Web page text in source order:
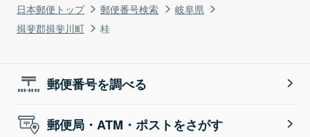
日本郵便トップ 郵便番号検索
岐阜県
揖斐郡揖斐川町
桂
郵便番号を調べる
郵便局・ATM・ポストをさがす